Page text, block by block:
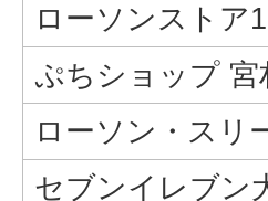
ローソンストア
ぷちショップ 宮
ローソン・スリ
セブンイレブン